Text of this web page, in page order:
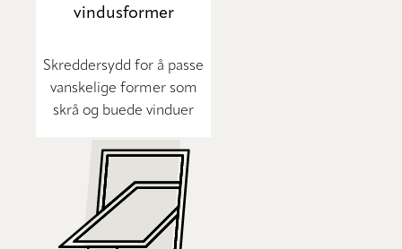
vindusformer
Skreddersydd for å passe
vanskelige former som
skrå og buede vinduer